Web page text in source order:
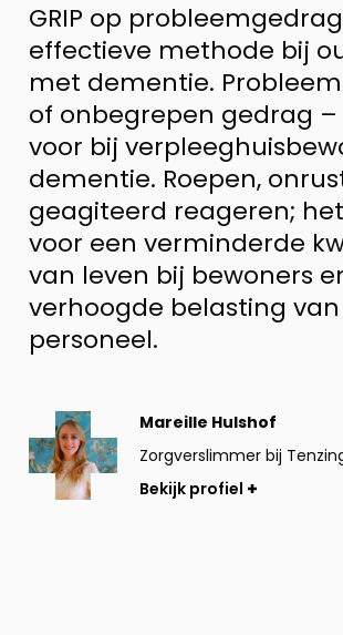
GRIP op
effectieve methode bij
met dementie.
of onbegrepen gedrag
voor bij
dementie. Roepen,
geagiteerd reageren;
voor een verminderde
van leven bij bewoners
verhoogde belasting
personeel.
Mareille Hulshof
Zorgverslimmer bij
Bekijk
profiel
Bekijk profiel